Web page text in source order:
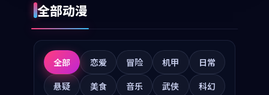
全部动漫
全部 恋爱 冒险 机甲
日常
悬疑
美食 音乐 武侠
科幻